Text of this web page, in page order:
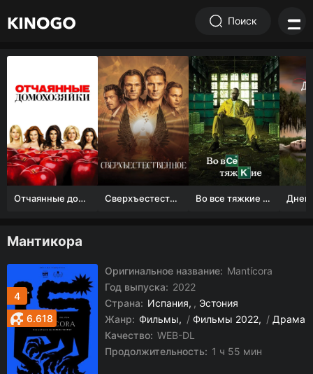
Поиск
Отчаянные домохозяйки (1 сезон) Сверхъестественное Во все тяжкие 1-5 сезон
Мантикора
4
6.618
Оригинальное название: Mantícora
Год выпуска: 2022
Страна: Испания , Эстония
Жанр: Фильмы / Фильмы 2022 / Драма
Качество: WEB-DL
Продолжительность: 1 ч 55 мин